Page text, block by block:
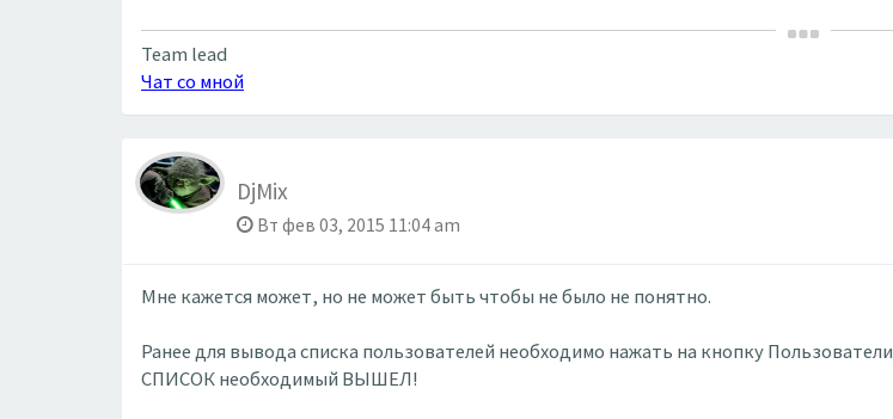
Team lead
Чат со мной
DjMix
Вт фев 03, 2015 11:04 am
Мне кажется может, но не может быть чтобы не было не понятно.
Ранее для вывода списка пользователей необходимо нажать на кнопку Пользователи
СПИСОК необходимый ВЫШЕЛ!